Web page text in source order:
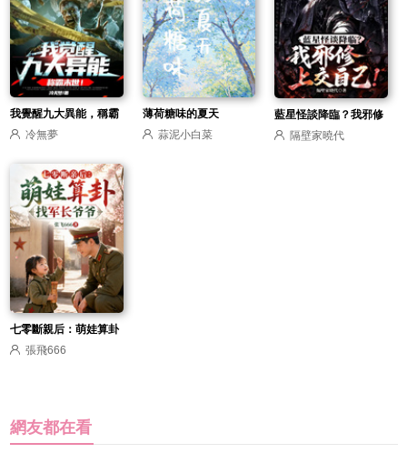
我覺醒九大異能，稱霸
末世！冷無夢
薄荷糖味的夏天
蒜泥小白菜
藍星怪談降臨？我邪修
上交自己！
隔壁家曉代
七零斷親后：萌娃算卦
找軍長爺爺
張飛666
網友都在看